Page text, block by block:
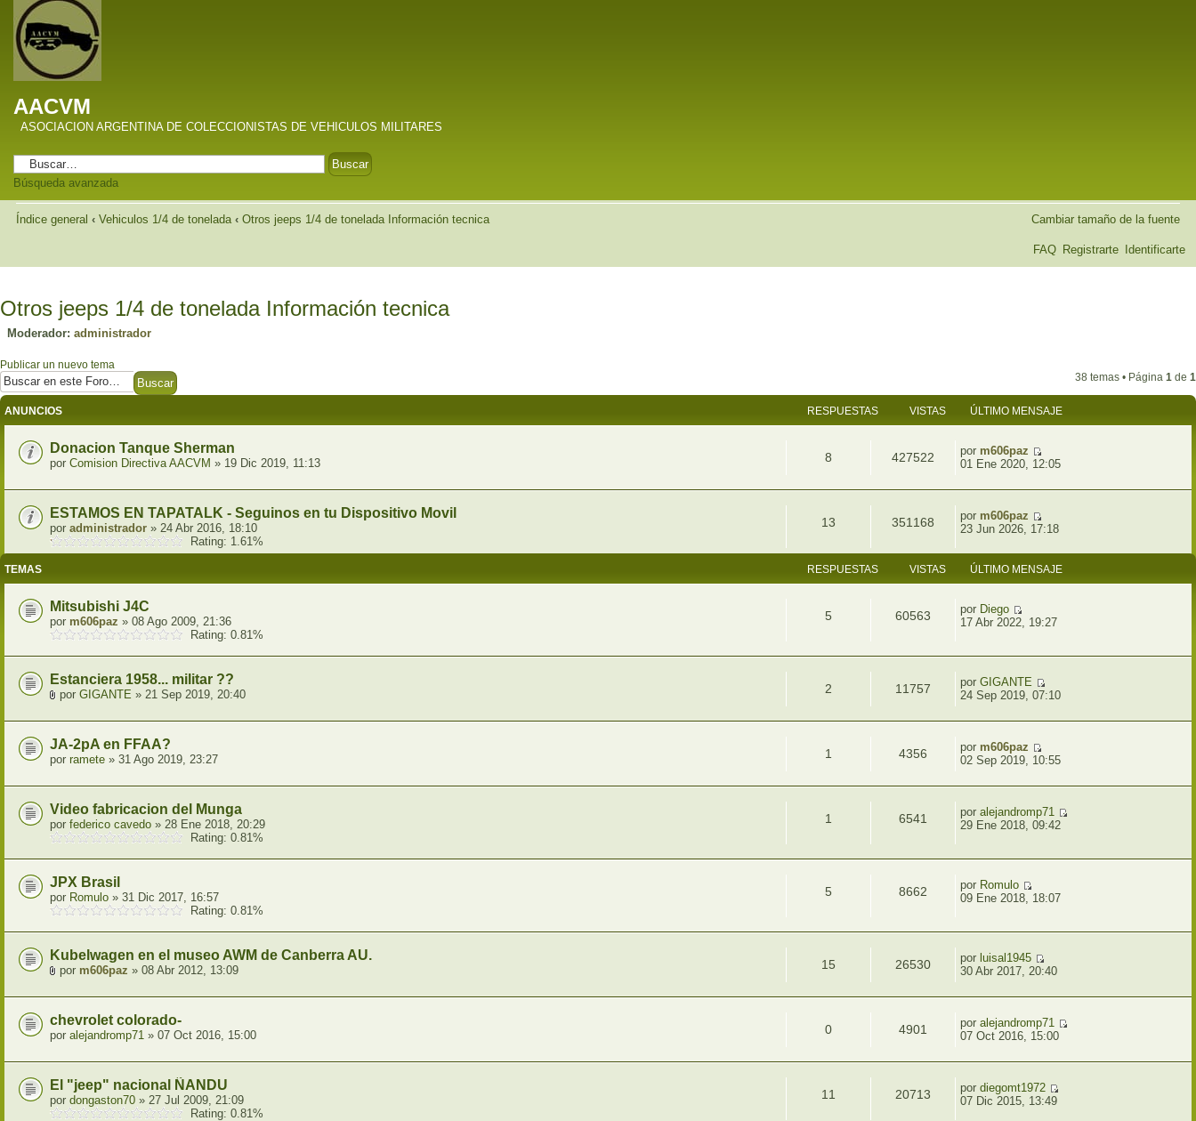
AACVM
ASOCIACION ARGENTINA DE COLECCIONISTAS DE VEHICULOS MILITARES
Búsqueda avanzada
Índice general ‹ Vehiculos 1/4 de tonelada ‹ Otros jeeps 1/4 de tonelada Información tecnica Cambiar tamaño de la fuente
FAQ Registrarte Identificarte
Otros jeeps 1/4 de tonelada Información tecnica
Moderador: administrador
Publicar un nuevo tema
38 temas • Página 1 de 1
ANUNCIOS RESPUESTAS VISTAS ÚLTIMO MENSAJE
Donacion Tanque Sherman
por Comision Directiva AACVM » 19 Dic 2019, 11:13 8 427522 por m606paz
01 Ene 2020, 12:05
ESTAMOS EN TAPATALK - Seguinos en tu Dispositivo Movil
por administrador » 24 Abr 2016, 18:10
Rating: 1.61%
13 351168 por m606paz
23 Jun 2026, 17:18
TEMAS RESPUESTAS VISTAS ÚLTIMO MENSAJE
Mitsubishi J4C
por m606paz » 08 Ago 2009, 21:36
Rating: 0.81%
5 60563 por Diego
17 Abr 2022, 19:27
Estanciera 1958... militar ??
por GIGANTE » 21 Sep 2019, 20:40 2 11757 por GIGANTE
24 Sep 2019, 07:10
JA-2pA en FFAA?
por ramete » 31 Ago 2019, 23:27 1 4356 por m606paz
02 Sep 2019, 10:55
Video fabricacion del Munga
por federico cavedo » 28 Ene 2018, 20:29
Rating: 0.81%
1 6541 por alejandromp71
29 Ene 2018, 09:42
JPX Brasil
por Romulo » 31 Dic 2017, 16:57
Rating: 0.81%
5 8662 por Romulo
09 Ene 2018, 18:07
Kubelwagen en el museo AWM de Canberra AU.
por m606paz » 08 Abr 2012, 13:09 15 26530 por luisal1945
30 Abr 2017, 20:40
chevrolet colorado-
por alejandromp71 » 07 Oct 2016, 15:00 0 4901 por alejandromp71
07 Oct 2016, 15:00
El "jeep" nacional ÑANDU
por dongaston70 » 27 Jul 2009, 21:09
Rating: 0.81%
11 20713 por diegomt1972
07 Dic 2015, 13:49